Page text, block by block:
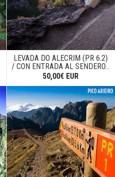
LEVADA DO ALECRIM (PR 6.2)
/ CON ENTRADA AL SENDERO...
50,00€ EUR